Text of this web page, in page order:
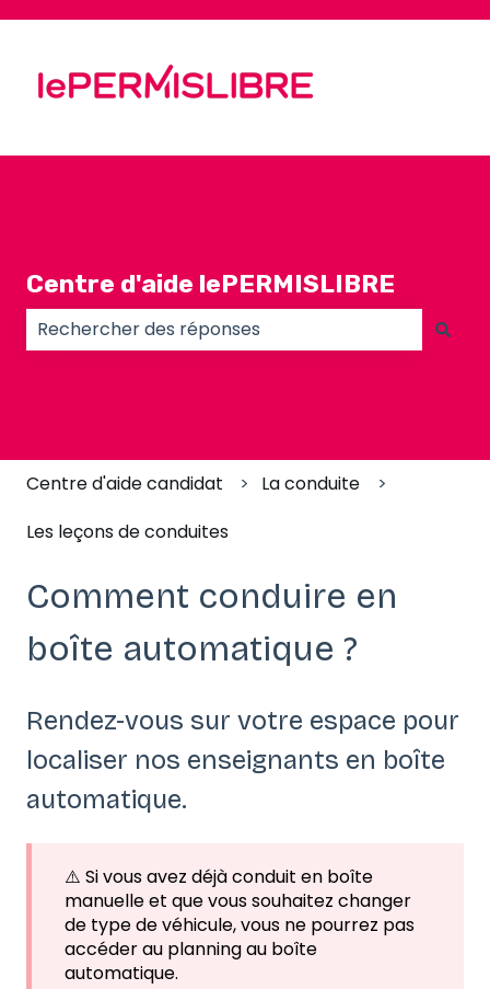
Centre d'aide lePERMISLIBRE
Centre d'aide candidat
La conduite
Les leçons de conduites
Comment conduire en
boîte automatique ?
Rendez-vous sur votre espace pour
localiser nos enseignants en boîte
automatique.
⚠️ Si vous avez déjà conduit en boîte
manuelle et que vous souhaitez changer
de type de véhicule, vous ne pourrez pas
accéder au planning au boîte
automatique.